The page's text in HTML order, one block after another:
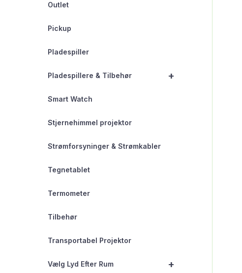
Outlet
Pickup
Pladespiller
+
Pladespillere & Tilbehør
Smart Watch
Stjernehimmel projektor
Strømforsyninger & Strømkabler
Tegnetablet
Termometer
Tilbehør
Transportabel Projektor
+
Vælg Lyd Efter Rum